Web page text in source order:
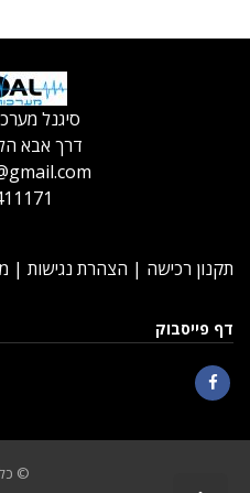
סיגנל
דרך אבא הלל
תקנון רכישה | הצהרת נגישות |
דף פייסבוק
© כל